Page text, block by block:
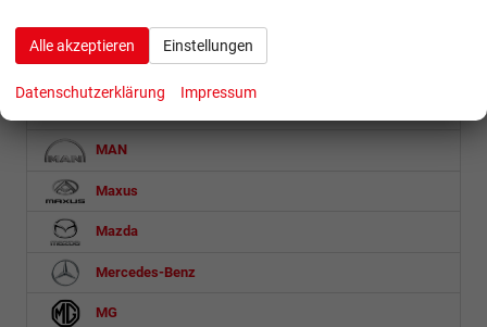
Kia
Lexus
MAN
Maxus
Mazda
Mercedes-Benz
MG
Alle akzeptieren Einstellungen
Datenschutzerklärung Impressum